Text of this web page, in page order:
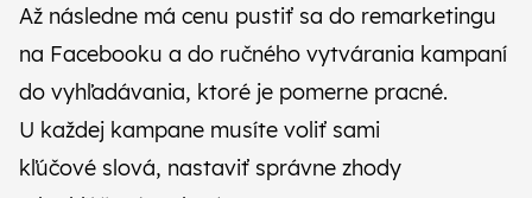
Až následne má cenu pustiť sa do remarketingu
na Facebooku a do ručného vytvárania kampaní
do vyhľadávania, ktoré je pomerne pracné.
U každej kampane musíte voliť sami
kľúčové slová, nastaviť správne zhody